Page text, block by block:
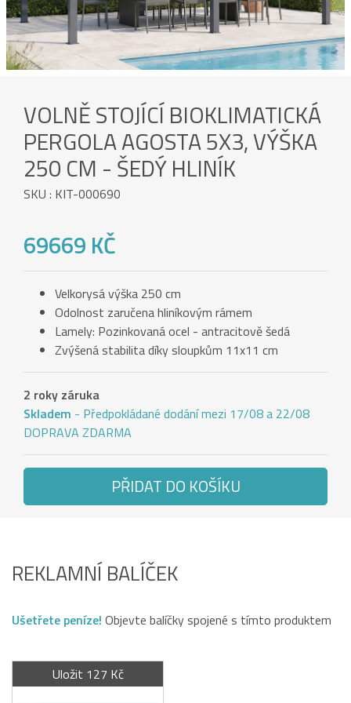
VOLNĚ STOJÍCÍ BIOKLIMATICKÁ
PERGOLA AGOSTA 5X3, VÝŠKA
250 CM - ŠEDÝ HLINÍK
SKU : KIT-000690
69669 KČ
Velkorysá výška 250 cm
Odolnost zaručena hliníkovým rámem
Lamely: Pozinkovaná ocel - antracitově šedá
Zvýšená stabilita díky sloupkům 11x11 cm
2 roky záruka
Skladem - Předpokládané dodání mezi 17/08 a 22/08
DOPRAVA ZDARMA
PŘIDAT DO KOŠÍKU
REKLAMNÍ BALÍČEK
Ušetřete peníze! Objevte balíčky spojené s tímto produktem
Uložit 127 Kč